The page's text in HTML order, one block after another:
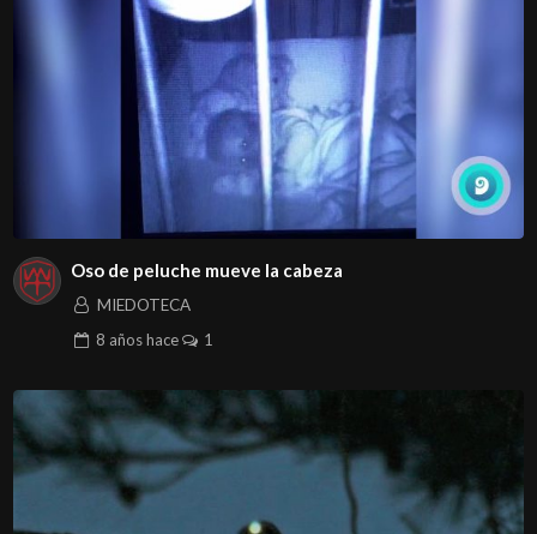
Oso de peluche mueve la cabeza
MIEDOTECA
8 añoshace 1